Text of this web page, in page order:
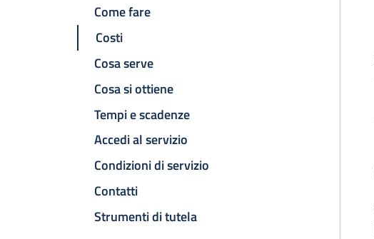
Come fare
Costi
Cosa serve
Cosa si ottiene
Tempi e scadenze
Accedi al servizio
Condizioni di servizio
Contatti
Strumenti di tutela